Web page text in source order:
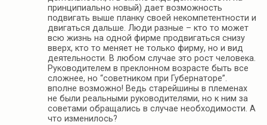
принципиально новый) дает возможность
подвигать выше планку своей некомпетентности и
двигаться дальше. Люди разные – кто то может
всю жизнь на одной фирме продвигаться снизу
вверх, кто то меняет не только фирму, но и вид
деятельности. В любом случае это рост человека.
Руководителем в преклонном возрасте быть все
сложнее, но “советником при Губернаторе”.
вполне возможно! Ведь старейшины в племенах
не были реальными руководителями, но к ним за
советами обращались в случае необходимости. А
что изменилось?